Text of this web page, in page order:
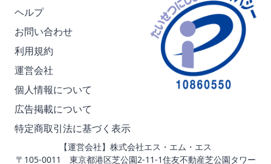
ヘルプ
お問い合わせ
利用規約
運営会社
個人情報について
広告掲載について
特定商取引法に基づく表示
【運営会社】株式会社エス・エム・エス
〒105-0011 東京都港区芝公園2-11-1住友不動産芝公園タワー